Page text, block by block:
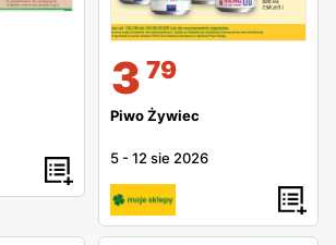
3 79
Piwo Żywiec
5 -12 sie 2026